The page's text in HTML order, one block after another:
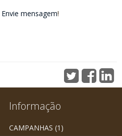
Envie mensagem!
Informação
CAMPANHAS (1)